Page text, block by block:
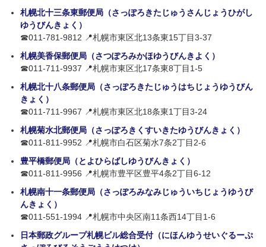
札幌北十三条東郵便局（さっぽろきたじゅうさんじょうひがし
ゆうびんきょく）
☎011-781-9812 📍札幌市東区北13条東15丁目3-37
札幌美香保郵便局（さつぽろみかほゆうびんきよく）
☎011-711-9937 📍札幌市東区北17条東8丁目1-5
札幌北十八条郵便局（さっぽろきたじゅうはちじょうゆうびん
きょく）
☎011-711-9967 📍札幌市東区北18条東1丁目3-24
札幌菊水北郵便局（さっぽろきくすいきたゆうびんきょく）
☎011-811-9952 📍札幌市白石区菊水7条2丁目2-6
豊平橋郵便局（とよひらばしゆうびんきょく）
☎011-811-9956 📍札幌市豊平区豊平4条2丁目6-12
札幌南十一条郵便局（さっぽろみなみじゅういちじょうゆうび
んきょく）
☎011-551-1994 📍札幌市中央区南11条西14丁目1-6
日本郵政グループ札幌ビル総合受付（にほんゆうせいぐるーぷ